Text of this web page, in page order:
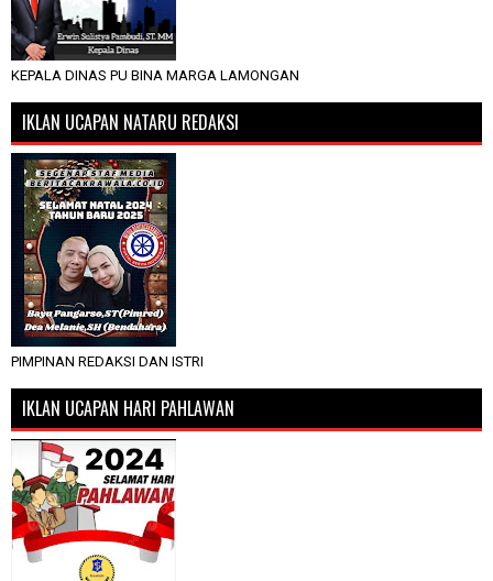
KEPALA DINAS PU BINA MARGA LAMONGAN
IKLAN UCAPAN NATARU REDAKSI
PIMPINAN REDAKSI DAN ISTRI
IKLAN UCAPAN HARI PAHLAWAN